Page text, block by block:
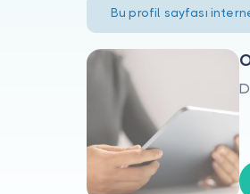
Bu profil sayfası